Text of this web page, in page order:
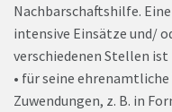
Nachbarschaftshilfe.
intensive Einsätze und/
verschiedenen Stellen
• für seine
Zuwendungen, z. B. in